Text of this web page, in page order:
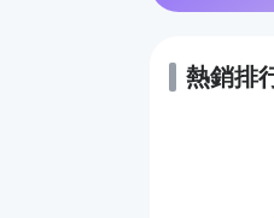
熱銷排